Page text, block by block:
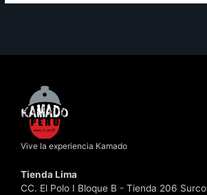
Vive la experiencia Kamado
Tienda Lima
CC. El Polo I Bloque B - Tienda 206 Surco